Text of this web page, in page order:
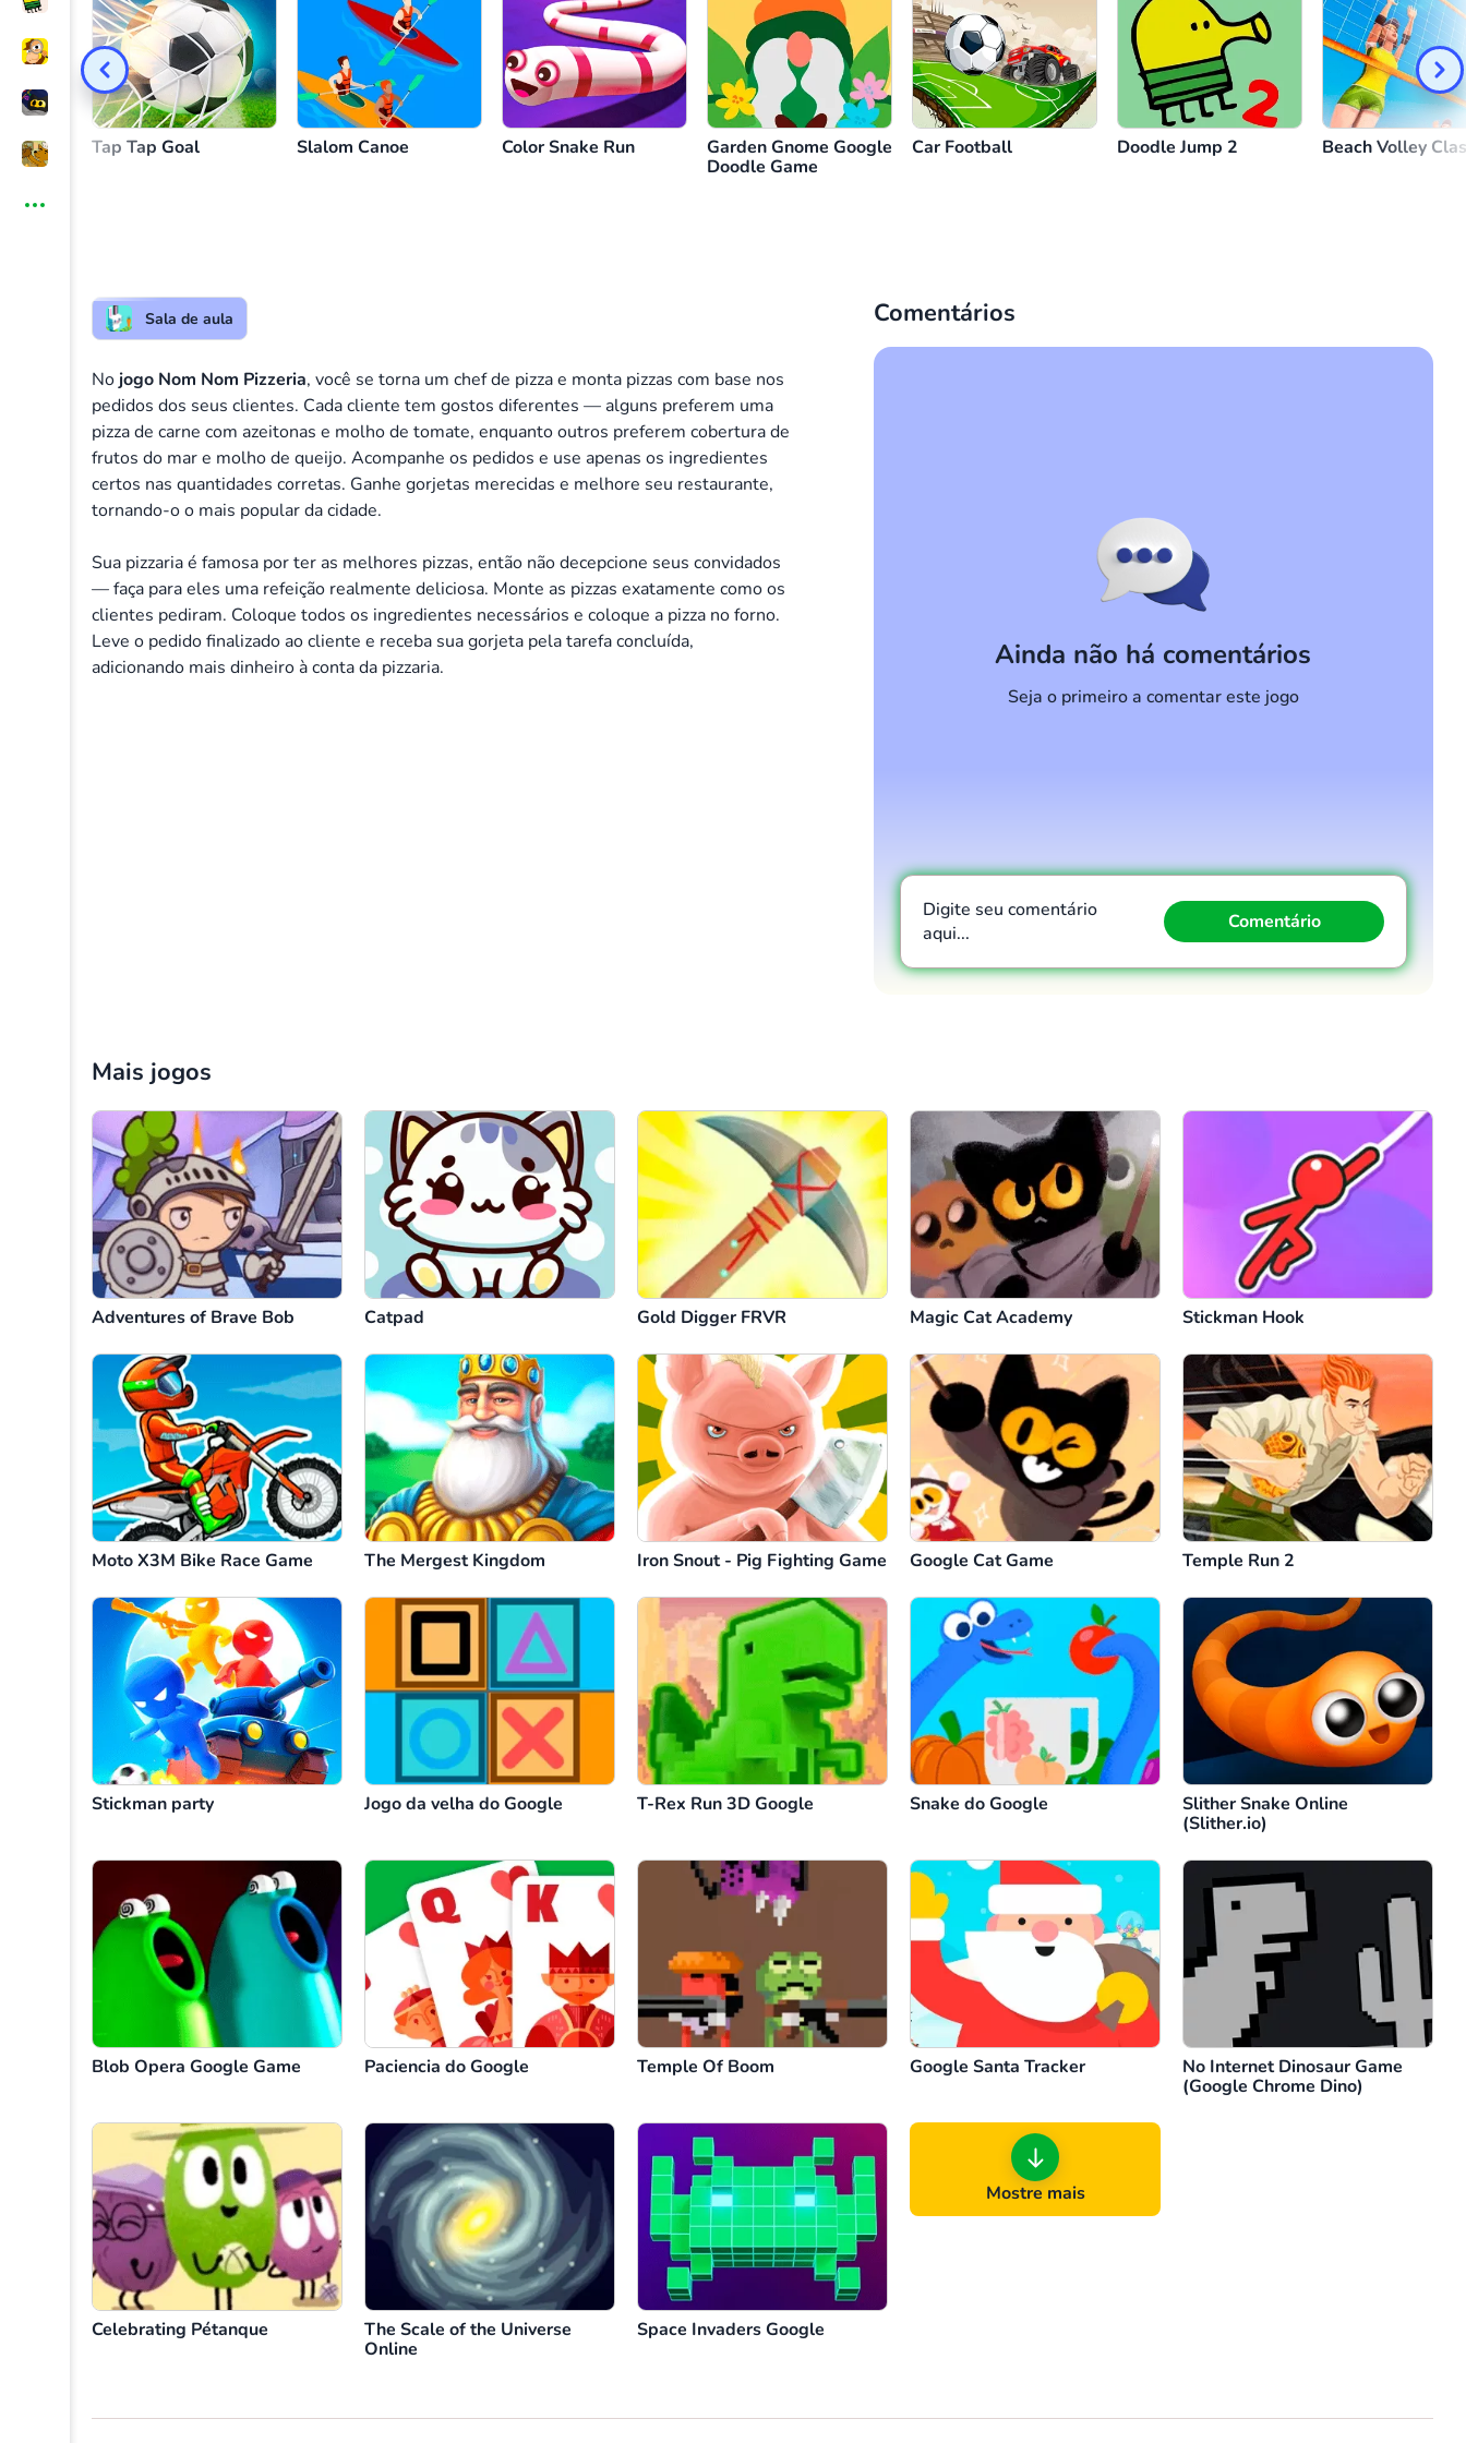
Faça pizza
Tap Tap Goal Slalom Canoe Color Snake Run
Garden Gnome Google
Doodle Game
Car Football Doodle Jump 2 Beach Volley
Sala de aula
No jogo Nom Nom Pizzeria, você se torna um chef de pizza e monta pizzas com base nos
pedidos dos seus clientes. Cada cliente tem gostos diferentes — alguns preferem uma
pizza de carne com azeitonas e molho de tomate, enquanto outros preferem cobertura de
frutos do mar e molho de queijo. Acompanhe os pedidos e use apenas os ingredientes
certos nas quantidades corretas. Ganhe gorjetas merecidas e melhore seu restaurante,
tornando-o o mais popular da cidade.
Sua pizzaria é famosa por ter as melhores pizzas, então não decepcione seus convidados
— faça para eles uma refeição realmente deliciosa. Monte as pizzas exatamente como os
clientes pediram. Coloque todos os ingredientes necessários e coloque a pizza no forno.
Leve o pedido finalizado ao cliente e receba sua gorjeta pela tarefa concluída,
adicionando mais dinheiro à conta da pizzaria.
Comentários
Ainda não há comentários
Seja o primeiro a comentar este jogo
Digite seu comentário
aqui...
Comentário
Cancelar Comentário
Mais jogos
Adventures of Brave Bob Catpad Gold Digger FRVR Magic Cat Academy Stickman Hook
Moto X3M Bike Race Game The Mergest Kingdom Iron Snout - Pig Fighting Game Google Cat Game Temple Run 2
Stickman party Jogo da velha do Google T-Rex Run 3D Google Snake do Google
Slither Snake Online
(Slither.io)
Blob Opera Google Game Paciencia do Google Temple Of Boom Google Santa Tracker
No Internet Dinosaur Game
(Google Chrome Dino)
Celebrating Pétanque
The Scale of the Universe
Online
Space Invaders Google
Mostre mais